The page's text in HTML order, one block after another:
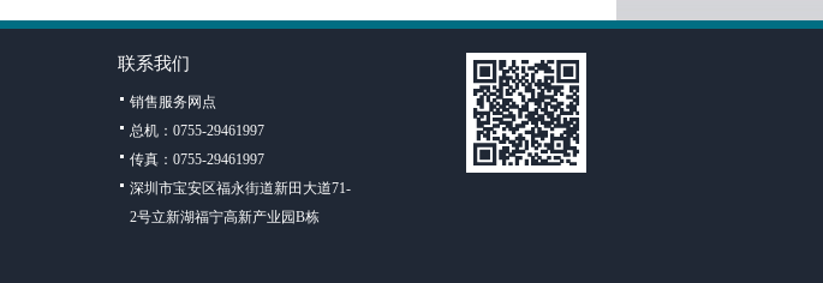
联系我们
销售服务网点
总机：0755-29461997
传真：0755-29461997
深圳市宝安区福永街道新田大道71-
2号立新湖福宁高新产业园B栋